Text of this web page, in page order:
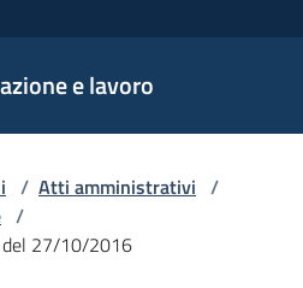
e lavoro
/ Atti amministrativi /
/
del 27/10/2016